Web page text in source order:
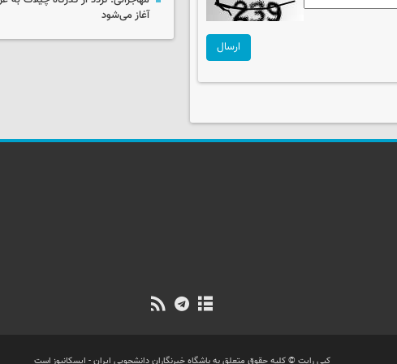
ارسال
آغاز می‌شود
کپی رایت © کلیه حقوق متعلق به باشگاه خبرنگاران دانشجویی ایران - ایسکانیوز است